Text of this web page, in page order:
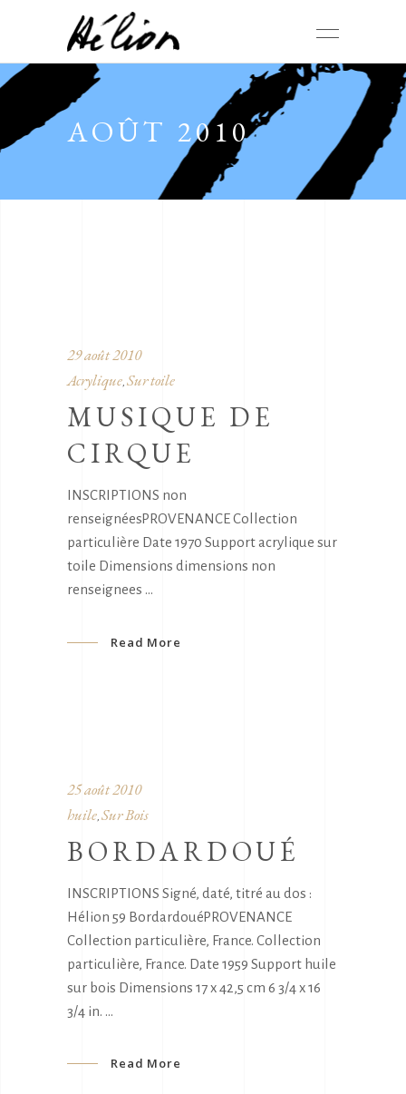
AOÛT 2010
29 août 2010
Acrylique, Sur toile
MUSIQUE DE
CIRQUE
INSCRIPTIONS non
renseignéesPROVENANCE Collection
particulière Date 1970 Support acrylique sur
toile Dimensions dimensions non
renseignees
Read More
25 août 2010
huile Sur Bois
BORDARDOUÉ
INSCRIPTIONS Signé, daté, titré au dos :
Hélion 59 BordardouéPROVENANCE
Collection particulière, France. Collection
particulière, France. Date 1959 Support huile
sur bois Dimensions 17 x 42,5 cm 6 3/4 x 16
3/4 in.
Read More